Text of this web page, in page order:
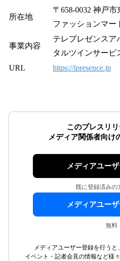
所在地
〒658-0032 神戸
ファッションマー
事業内容
テレプレゼンスア
タルツインサービ
URL
https://ipresence.jp
このプレスリリ
メディア関係者向け
メディアユー
既に登録済みの
メディアユー
無料
メディアユーザー登録を行うと
イベント・記者会見の情報など様